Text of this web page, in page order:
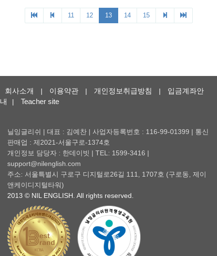
회사소개 | 이용약관 | 개인정보취급방침 |
입금계좌안
내
| Teacher site
닐잉글리쉬 | 대표 : 김예찬 | 사업자등록번호 : 116-99-01399 | 통신
판매업 : 제2021-서울구로-1374호
개인정보 담당자 : 한데이빗 | TEL: 1599-3416 |
support@nilenglish.com
주소: 서울특별시 구로구 디지털로26길 111, 1707호 (구로동, 제이
앤케이디지털타워)
2013 © NIL ENGLISH. All rights reserved.